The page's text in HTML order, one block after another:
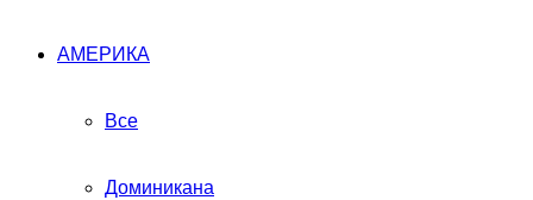
АМЕРИКА
Все
Доминикана